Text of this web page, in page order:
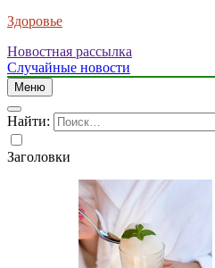
Здоровье
Новостная рассылка
Случайные новости
Меню
Найти:
Заголовки